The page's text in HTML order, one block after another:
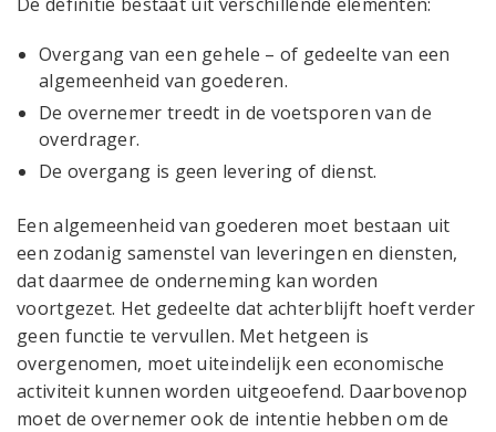
Overgang van een gehele – of gedeelte van een
algemeenheid van goederen.
De overnemer treedt in de voetsporen van de
overdrager.
De overgang is geen levering of dienst.
Een algemeenheid van goederen moet bestaan uit
een zodanig samenstel van leveringen en diensten,
dat daarmee de onderneming kan worden
voortgezet. Het gedeelte dat achterblijft hoeft verder
geen functie te vervullen. Met hetgeen is
overgenomen, moet uiteindelijk een economische
activiteit kunnen worden uitgeoefend. Daarbovenop
moet de overnemer ook de intentie hebben om de